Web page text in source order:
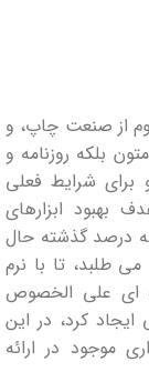
از صنعت چاپ، و
بلکه روزنامه و
شرایط فعلی
بهبود ابزارهای
درصد گذشته حال
طلبد، تا با نرم
ای علی الخصوص
کرد، در این
موجود در ارائه